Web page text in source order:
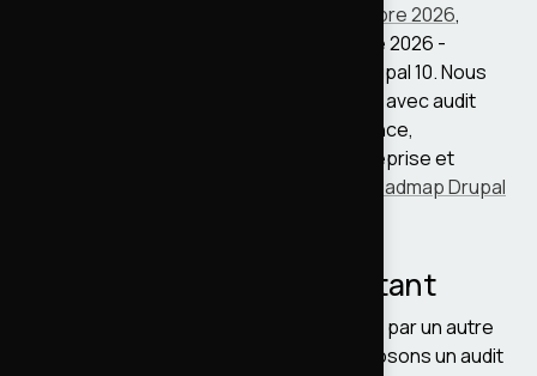
fin de vie le 9 décembre 2026,
Drupal 12 cible la semaine du 7 décembre 2026 -
n'attendez pas sa sortie pour quitter Drupal 10. Nous
accompagnons les migrations majeures avec audit
préalable (modules, patches, performance,
accessibilité), planning chiffré, plan de reprise et
roadmap Drupal
Reprise de site Drupal existant
Vous reprenez un site Drupal développé par un autre
prestataire ou une agence ? Nous proposons un audit